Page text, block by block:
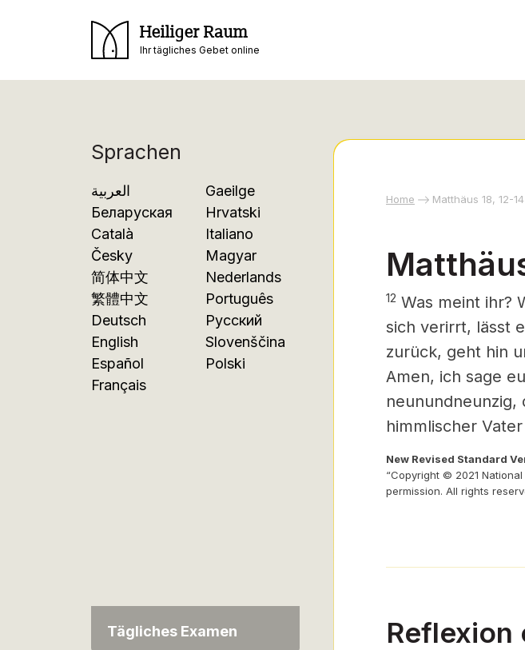
Heiliger Raum
Ihr tägliches Gebet online
Sprachen
العربية
Беларуская
Català
Česky
简体中文
繁體中文
Deutsch
English
Español
Français
Gaeilge
Hrvatski
Italiano
Magyar
Nederlands
Português
Русский
Slovenščina
Polski
Tägliches Examen
Home Matthäus 18, 12-14
12 Was meint ihr?
sich verirrt, lässt
zurück, geht hin
Amen, ich sage
himmlischer
New Revised Standard
“Copyright © 2021
permission. All rights
Reflexion